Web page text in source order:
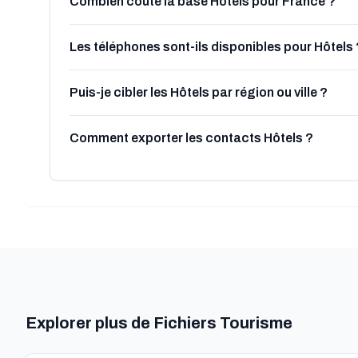
Les téléphones sont-ils disponibles pour Hôtels
Puis-je cibler les Hôtels par région ou ville ?
Comment exporter les contacts Hôtels ?
Explorer plus de Fichiers Tourisme